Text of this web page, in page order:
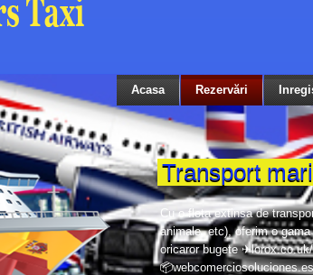
Transport
Cu o flota extinsa de
animale, etc), oferim o
oricaror bugete
Acasa Rezervări